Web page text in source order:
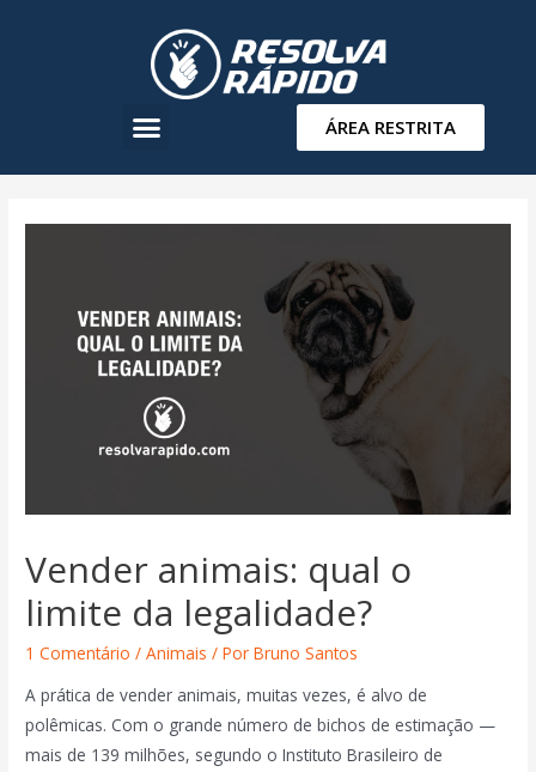
ÁREA RESTRITA
Vender animais: qual o
limite da legalidade?
1 Comentário /Animais / PorBruno Santos
A prática de vender animais, muitas vezes, é alvo de
polêmicas. Com o grande número de bichos de estimação —
mais de 139 milhões, segundo o Instituto Brasileiro de